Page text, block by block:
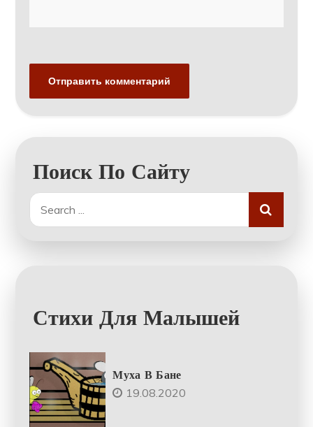
Поиск По Сайту
Search
for:
Стихи Для Малышей
Муха В Бане
19.08.2020